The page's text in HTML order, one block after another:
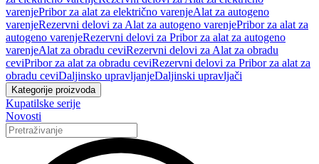
varenjePribor za alat za električno varenjeAlat za autogeno
varenjeRezervni delovi za Alat za autogeno varenjePribor za alat za
autogeno varenjeRezervni delovi za Pribor za alat za autogeno
varenjeAlat za obradu ceviRezervni delovi za Alat za obradu
ceviPribor za alat za obradu ceviRezervni delovi za Pribor za alat za
obradu ceviDaljinsko upravljanjeDaljinski upravljači
Kategorije proizvoda
Kupatilske serije
Novosti